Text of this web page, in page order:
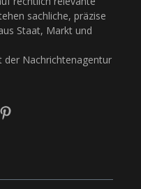
sachliche, präzise
Staat, Markt und
Nachrichtenagentur